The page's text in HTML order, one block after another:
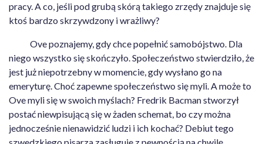
pracy. A co, jeśli pod grubą skórą takiego zrzędy znajduje się
ktoś bardzo skrzywdzony i wrażliwy?
Ove poznajemy, gdy chce popełnić samobójstwo. Dla
niego wszystko się skończyło. Społeczeństwo stwierdziło, że
jest już niepotrzebny w momencie, gdy wysłano go na
emeryturę. Choć zapewne społeczeństwo się myli. A może to
Ove myli się w swoich myślach? Fredrik Bacman stworzył
postać niewpisującą się w żaden schemat, bo czy można
jednocześnie nienawidzić ludzi i ich kochać? Debiut tego